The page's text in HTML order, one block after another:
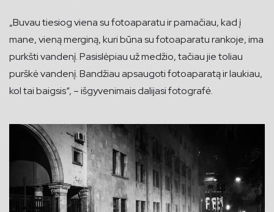
„Buvau tiesiog viena su fotoaparatu ir pamačiau, kad į
mane, vieną merginą, kuri būna su fotoaparatu rankoje, ima
purkšti vandenį. Pasislėpiau už medžio, tačiau jie toliau
purškė vandenį. Bandžiau apsaugoti fotoaparatą ir laukiau,
kol tai baigsis“, – išgyvenimais dalijasi fotografė.